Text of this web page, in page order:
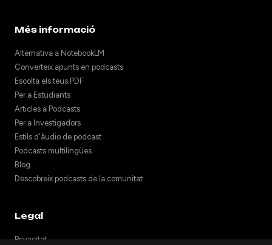
Més informació
Alternativa a NotebookLM
Converteix apunts en podcasts
Escolta els teus PDF
Per a Estudiants
Articles a Podcasts
Per a Investigadors
Estils d'àudio de podcast
Podcasts multilingües
Blog
Descobreix podcasts de la comunitat
Legal
Privacitat